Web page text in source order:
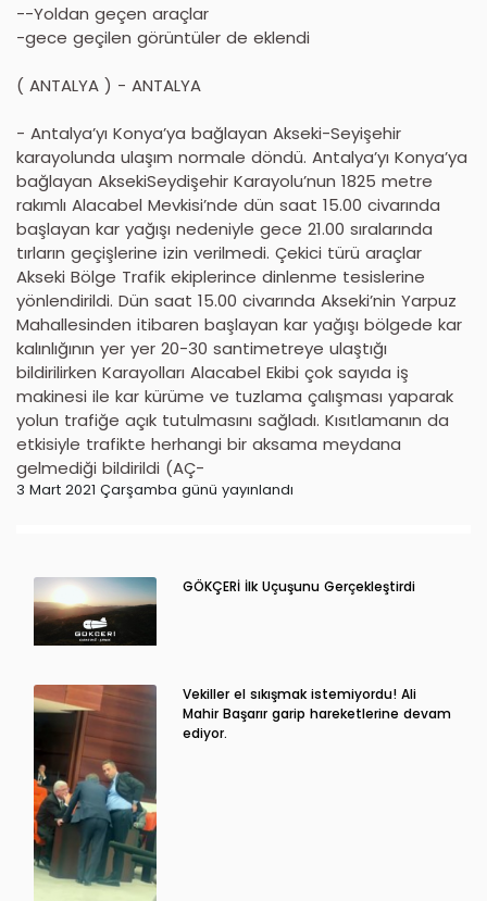
--Yoldan geçen araçlar
-gece geçilen görüntüler de eklendi
( ANTALYA ) - ANTALYA
- Antalya’yı Konya’ya bağlayan Akseki-Seyişehir
karayolunda ulaşım normale döndü. Antalya’yı Konya’ya
bağlayan AksekiSeydişehir Karayolu’nun 1825 metre
rakımlı Alacabel Mevkisi’nde dün saat 15.00 civarında
başlayan kar yağışı nedeniyle gece 21.00 sıralarında
tırların geçişlerine izin verilmedi. Çekici türü araçlar
Akseki Bölge Trafik ekiplerince dinlenme tesislerine
yönlendirildi. Dün saat 15.00 civarında Akseki’nin Yarpuz
Mahallesinden itibaren başlayan kar yağışı bölgede kar
kalınlığının yer yer 20-30 santimetreye ulaştığı
bildirilirken Karayolları Alacabel Ekibi çok sayıda iş
makinesi ile kar kürüme ve tuzlama çalışması yaparak
yolun trafiğe açık tutulmasını sağladı. Kısıtlamanın da
etkisiyle trafikte herhangi bir aksama meydana
gelmediği bildirildi (AÇ-
3 Mart 2021 Çarşamba günü yayınlandı
GÖKÇERİ İlk Uçuşunu Gerçekleştirdi
Vekiller el sıkışmak istemiyordu! Ali
Mahir Başarır garip hareketlerine devam
ediyor.